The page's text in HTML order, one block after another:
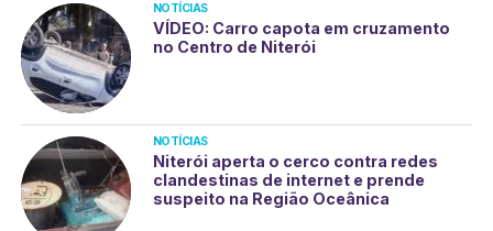
NOTÍCIAS
VÍDEO: Carro capota em cruzamento
no Centro de Niterói
NOTÍCIAS
Niterói aperta o cerco contra redes
clandestinas de internet e prende
suspeito na Região Oceânica